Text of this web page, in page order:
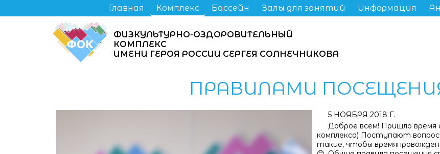
Главная Комплекс Бассейн Залы для занятий Информация
ФИЗКУЛЬТУРНО-ОЗДОРОВИТЕЛЬНЫЙ
КОМПЛЕКС
ИМЕНИ ГЕРОЯ РОССИИ СЕРГЕЯ СОЛНЕЧНИКОВА
ПРАВИЛАМИ
5 НОЯБРЯ 2018 Г.
Доброе всем! Пришло время
комплекса) Поступают
такие, чтобы